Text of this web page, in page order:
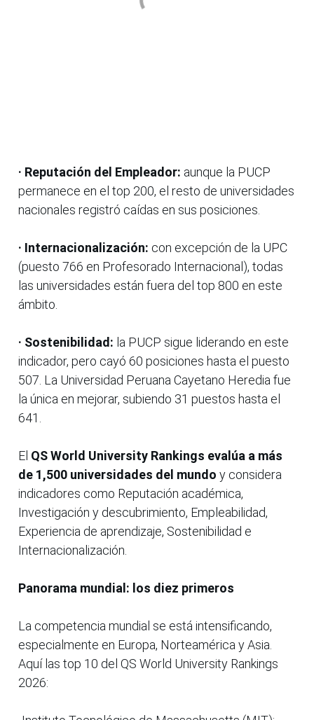
· Reputación del Empleador: aunque la PUCP
permanece en el top 200, el resto de universidades
nacionales registró caídas en sus posiciones.
· Internacionalización: con excepción de la UPC
(puesto 766 en Profesorado Internacional), todas
las universidades están fuera del top 800 en este
ámbito.
· Sostenibilidad: la PUCP sigue liderando en este
indicador, pero cayó 60 posiciones hasta el puesto
507. La Universidad Peruana Cayetano Heredia fue
la única en mejorar, subiendo 31 puestos hasta el
641.
El QS World University Rankings evalúa a más
de 1,500 universidades del mundo y considera
indicadores como Reputación académica,
Investigación y descubrimiento, Empleabilidad,
Experiencia de aprendizaje, Sostenibilidad e
Internacionalización.
Panorama mundial: los diez primeros
La competencia mundial se está intensificando,
especialmente en Europa, Norteamérica y Asia.
Aquí las top 10 del QS World University Rankings
2026: